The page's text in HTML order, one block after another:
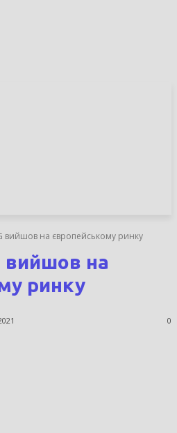
вийшов на європейському ринку
вийшов на
ринку
0